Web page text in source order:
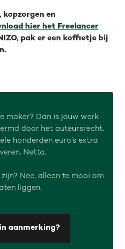
kopzorgen en
hier het Freelancer
pak er een koffietje bij
maker? Dan is jouw werk
door het auteursrecht.
honderden euro’s extra
Netto.
Nee, alleen te mooi om
liggen.
aanmerking?